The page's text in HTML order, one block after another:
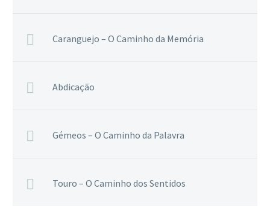
Caranguejo – O Caminho da Memória
Abdicação
Gémeos – O Caminho da Palavra
Touro – O Caminho dos Sentidos